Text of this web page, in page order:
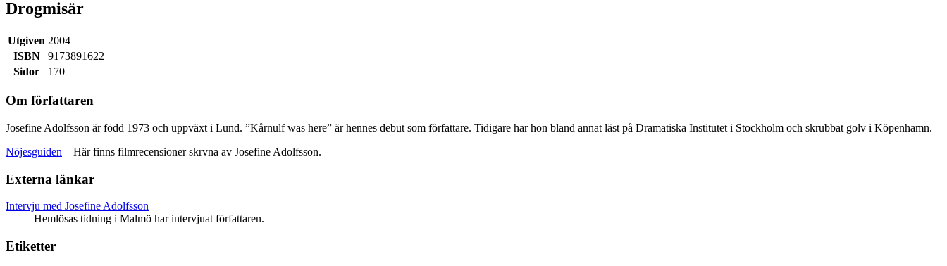
Drogmisär
Utgiven 2004
ISBN
9173891622
Sidor
170
Om författaren
Josefine Adolfsson är född 1973 och uppväxt i Lund. ”Kårnulf was here” är hennes debut som författare. Tidigare har hon bland annat läst på Dramatiska Institutet i Stockholm och skrubbat golv i Köpenhamn.
Nöjesguiden – Här finns filmrecensioner skrvna av Josefine Adolfsson.
Externa länkar
Intervju med Josefine Adolfsson
Hemlösas tidning i Malmö har intervjuat författaren.
Etiketter